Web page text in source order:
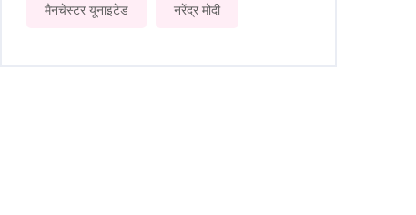
मैनचेस्टर यूनाइटेड नरेंद्र मोदी